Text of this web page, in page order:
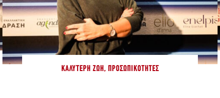
ΚΑΛΎΤΕΡΗ ΖΩΉ, ΠΡΟΣΩΠΙΚΌΤΗΤΕΣ